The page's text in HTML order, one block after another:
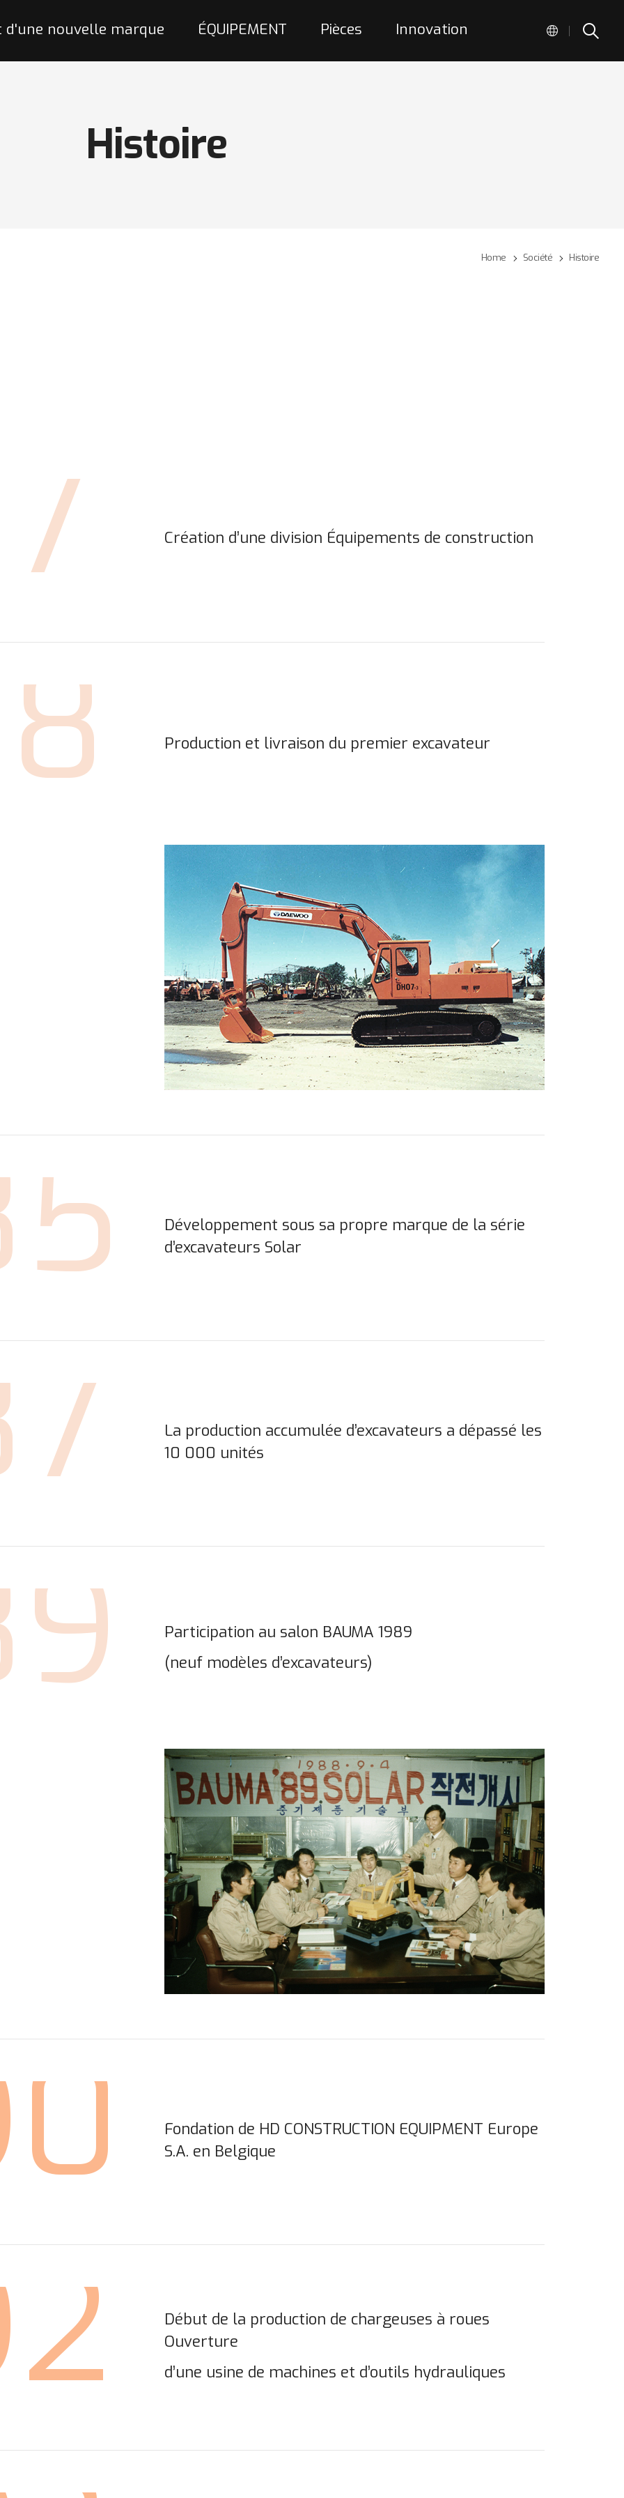
nouvelle marque ÉQUIPEMENT Pièces Innovation
Histoire
Home Société Histoire
Création d’une division Équipements de construction
Production et livraison du premier excavateur
Développement sous sa propre marque de la série
d’excavateurs Solar
La production accumulée d’excavateurs a dépassé les
10 000 unités
Participation au salon BAUMA 1989
(neuf modèles d’excavateurs)
Fondation de HD CONSTRUCTION EQUIPMENT Europe
S.A. en Belgique
Début de la production de chargeuses à roues
Ouverture
d’une usine de machines et d’outils hydrauliques